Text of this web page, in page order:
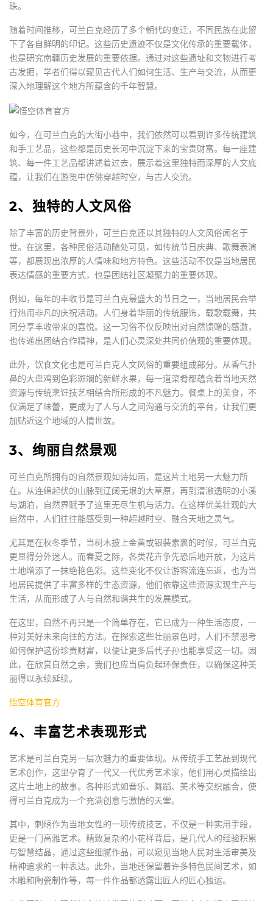
珠。
随着时间推移，可兰白克经历了多个朝代的变迁，不同民族在此留
下了各自鲜明的印记。这些历史遗迹不仅是文化传承的重要载体，
也是研究南疆历史发展的重要依据。通过对这些遗址和文物进行考
古发掘，学者们得以窥见古代人们如何生活、生产与交流，从而更
深入地理解这个地方所蕴含的千年智慧。
如今，在可兰白克的大街小巷中，我们依然可以看到许多传统建筑
和手工艺品，这些都是历史长河中沉淀下来的宝贵财富。每一座建
筑、每一件工艺品都讲述着过去，展示着这里独特而深厚的人文底
蕴，让我们在游览中仿佛穿越时空，与古人交流。
2、独特的人文风俗
除了丰富的历史背景外，可兰白克还以其独特的人文风俗闻名于
世。在这里，各种民俗活动随处可见，如传统节日庆典、歌舞表演
等，都展现出浓厚的人情味和地方特色。这些活动不仅是当地居民
表达情感的重要方式，也是团结社区凝聚力的重要体现。
例如，每年的丰收节是可兰白克最盛大的节日之一，当地居民会举
行热闹非凡的庆祝活动。人们身着华丽的传统服饰，载歌载舞，共
同分享丰收带来的喜悦。这一习俗不仅反映出对自然馈赠的感激，
也传递出团结合作精神，是人们心灵深处共同价值观的重要体现。
此外，饮食文化也是可兰白克人文风俗的重要组成部分。从香气扑
鼻的大盘鸡到色彩斑斓的新鲜水果，每一道菜肴都蕴含着当地天然
资源与传统烹饪技艺相结合所形成的不凡魅力。餐桌上的美食，不
仅满足了味蕾，更成为了人与人之间沟通与交流的平台，让我们更
加贴近这个地域的人情世故。
3、绚丽自然景观
可兰白克所拥有的自然景观如诗如画，是这片土地另一大魅力所
在。从连绵起伏的山脉到辽阔无垠的大草原，再到清澈透明的小溪
与湖泊，自然界赋予了这里无尽生机与活力。在这样优美壮观的大
自然中，人们往往能感受到一种超越时空、融合天地之灵气。
尤其是在秋冬季节，当树木披上金黄或银装素裹的时候，可兰白克
更显得分外迷人。而春夏之际，各类花卉争先恐后地开放，为这片
土地增添了一抹绝艳色彩。这些变化不仅让游客流连忘返，也为当
地居民提供了丰富多样的生态资源，他们依靠这些资源实现生产与
生活，从而形成了人与自然和谐共生的发展模式。
在这里，自然不再只是一个简单存在，它已成为一种生活态度，一
种对美好未来向往的方法。在探索这些壮丽景色时，人们不禁思考
如何保护这份珍贵财富，以便让更多后代子孙也能享受这一切。因
此，在欣赏自然之余，我们也应当肩负起环保责任，以确保这种美
丽得以永续延续。
悟空体育官方
4、丰富艺术表现形式
艺术是可兰白克另一层次魅力的重要体现。从传统手工艺品到现代
艺术创作，这里孕育了一代又一代优秀艺术家，他们用心灵描绘出
这片土地上的故事。各种形式如音乐、舞蹈、美术等交织融合，使
得可兰白克成为一个充满创意与激情的天堂。
其中，刺绣作为当地女性的一项传统技艺，不仅是一种实用手段，
更是一门高雅艺术。精致复杂的小花样背后，是几代人的经验积累
与智慧结晶，通过这些细腻作品，可以窥见当地人民对生活审美及
精神追求的一种表达。此外，当地还保留着许多特色民间艺术，如
木雕和陶瓷制作等，每一件作品都透露出匠人的匠心独运。